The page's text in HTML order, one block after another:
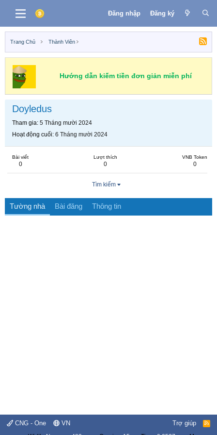
Đăng nhập Đăng ký
Trang Chủ Thành Viên
Hướng dẫn kiếm tiền đơn giản miễn phí
Doyledus
Tham gia 5 Tháng mười 2024
Hoạt động cuối 6 Tháng mười 2024
Bài viết
0
Lượt thích
0
VNB Token
0
Tìm kiếm
Tường nhà Bài đăng Thông tin
CNG - One VN Trợ giúp
R